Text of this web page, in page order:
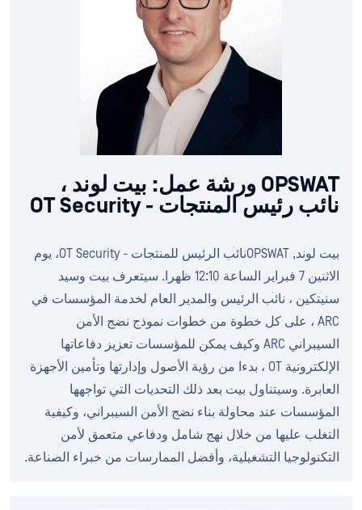
OPSWAT ورشة عمل: بيت لوند ،
نائب رئيس المنتجات - OT Security
بيت لوند, OPSWATنائب الرئيس للمنتجات - OT Security، يوم
الاثنين 7 فبراير الساعة 12:10 ظهرا. سيتعرف بيت وسيد
سنيتكين ، نائب الرئيس والمدير العام لخدمة المؤسسات في
ARC ، على كل خطوة من خطوات نموذج نضج الأمن
السيبراني ARC وكيف يمكن للمؤسسات تعزيز دفاعاتها
الإلكترونية OT ، بدءا من رؤية الأصول وإدارتها وتأمين الأجهزة
العابرة. وسيتناول بيت بعد ذلك التحديات التي تواجهها
المؤسسات عند محاولة بناء نضج الأمن السيبراني، وكيفية
التغلب عليها من خلال نهج شامل ودفاعي متعمق لأمن
التكنولوجيا التشغيلية، وأفضل الممارسات من خبراء الصناعة.